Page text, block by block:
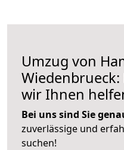
Umzug von
Wiedenbrueck:
wir Ihnen
Bei uns sind Sie
zuverlässige und
suchen!